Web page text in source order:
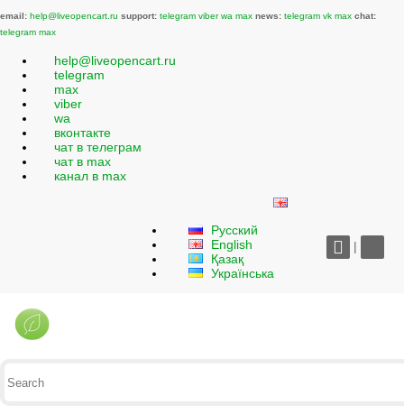
email: help@liveopencart.ru support: telegram viber wa max news: telegram vk max chat:
telegram max
help@liveopencart.ru
telegram
max
viber
wa
вконтакте
чат в телеграм
чат в max
канал в max
Русский
English
Қазақ
Українська
|